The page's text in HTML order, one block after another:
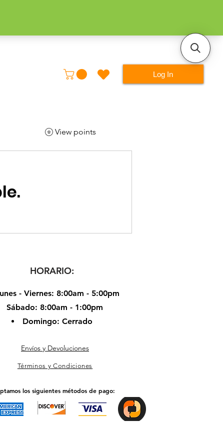
Log In
View points
HORARIO:
- Viernes: 8:00am - 5:00pm
Sábado: 8:00am - 1:00pm​​
​Domingo: Cerrado
Envíos y Devoluciones
Términos y Condiciones
los siguientes métodos de pago: